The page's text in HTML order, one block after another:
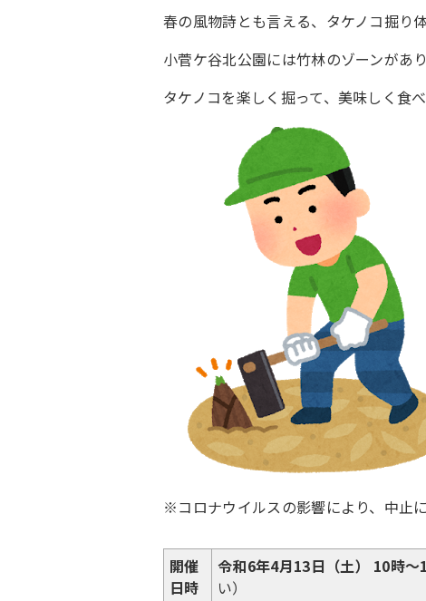
春の風物詩とも言える、タケノコ掘り
小菅ケ谷北公園には竹林のゾーンがあ
タケノコを楽しく掘って、美味しく食
※コロナウイルスの影響により、中止
開催
日時
令和6年4月13日（土） 10時～
い）